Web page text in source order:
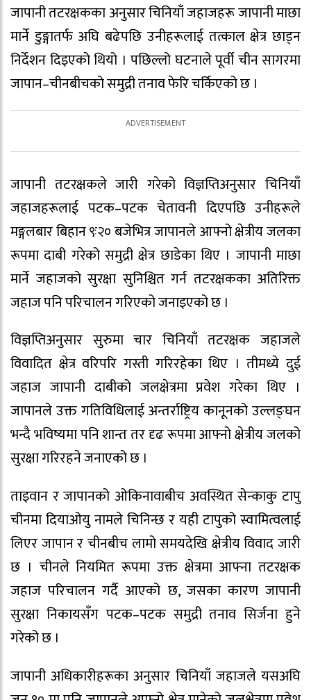
जापानी तटरक्षकका अनुसार चिनियाँ जहाजहरू जापानी माछा
मार्ने डुङ्गातर्फ अघि बढेपछि उनीहरूलाई तत्काल क्षेत्र छाड्न
निर्देशन दिइएको थियो । पछिल्लो घटनाले पूर्वी चीन सागरमा
जापान–चीनबीचको समुद्री तनाव फेरि चर्किएको छ ।
जापानी तटरक्षकले जारी गरेको विज्ञप्तिअनुसार चिनियाँ
जहाजहरूलाई पटक–पटक चेतावनी दिएपछि उनीहरूले
मङ्गलबार बिहान ९ः२० बजेभित्र जापानले आफ्नो क्षेत्रीय जलका
रूपमा दाबी गरेको समुद्री क्षेत्र छाडेका थिए । जापानी माछा
मार्ने जहाजको सुरक्षा सुनिश्चित गर्न तटरक्षकका अतिरिक्त
जहाज पनि परिचालन गरिएको जनाइएको छ ।
विज्ञप्तिअनुसार सुरुमा चार चिनियाँ तटरक्षक जहाजले
विवादित क्षेत्र वरिपरि गस्ती गरिरहेका थिए । तीमध्ये दुई
जहाज जापानी दाबीको जलक्षेत्रमा प्रवेश गरेका थिए ।
जापानले उक्त गतिविधिलाई अन्तर्राष्ट्रिय कानूनको उल्लङ्घन
भन्दै भविष्यमा पनि शान्त तर दृढ रूपमा आफ्नो क्षेत्रीय जलको
सुरक्षा गरिरहने जनाएको छ ।
ताइवान र जापानको ओकिनावाबीच अवस्थित सेन्काकु टापु
चीनमा दियाओयु नामले चिनिन्छ र यही टापुको स्वामित्वलाई
लिएर जापान र चीनबीच लामो समयदेखि क्षेत्रीय विवाद जारी
छ । चीनले नियमित रूपमा उक्त क्षेत्रमा आफ्ना तटरक्षक
जहाज परिचालन गर्दै आएको छ, जसका कारण जापानी
सुरक्षा निकायसँग पटक–पटक समुद्री तनाव सिर्जना हुने
गरेको छ ।
जापानी अधिकारीहरूका अनुसार चिनियाँ जहाजले यसअघि